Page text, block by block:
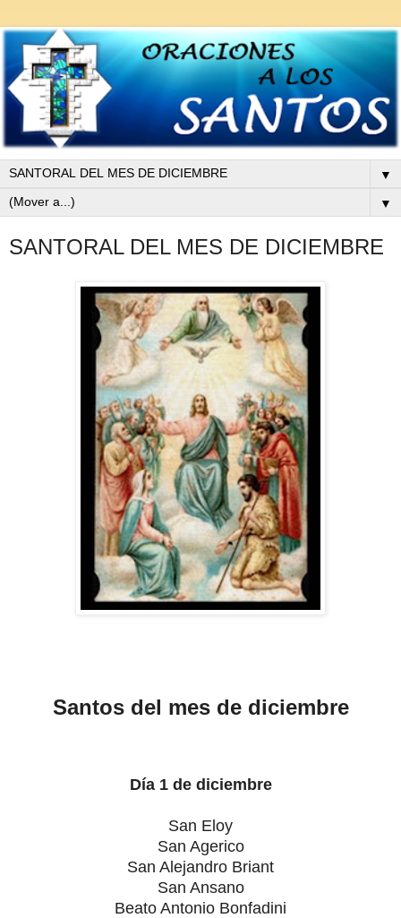
▼
▼
SANTORAL DEL MES DE DICIEMBRE
Santos del mes de diciembre
Día 1 de diciembre
San Eloy
San Agerico
San Alejandro Briant
San Ansano
Beato Antonio Bonfadini